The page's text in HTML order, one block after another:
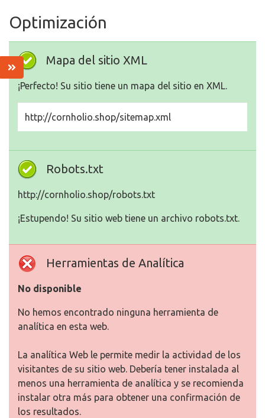
Optimización
Mapa del sitio XML
¡Perfecto! Su sitio tiene un mapa del sitio en XML.
http://cornholio.shop/sitemap.xml
Robots.txt
http://cornholio.shop/robots.txt
¡Estupendo! Su sitio web tiene un archivo robots.txt.
Herramientas de Analítica
No disponible
No hemos encontrado ninguna herramienta de
analítica en esta web.
La analítica Web le permite medir la actividad de los
visitantes de su sitio web. Debería tener instalada al
menos una herramienta de analítica y se recomienda
instalar otra más para obtener una confirmación de
los resultados.